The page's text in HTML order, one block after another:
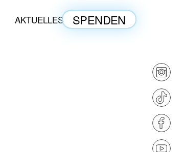
AKTUELLES SPENDEN